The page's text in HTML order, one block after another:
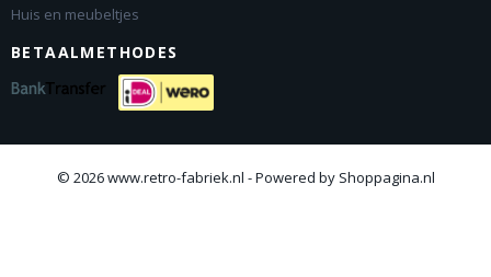
Huis en meubeltjes
BETAALMETHODES
© 2026 www.retro-fabriek.nl - Powered by Shoppagina.nl